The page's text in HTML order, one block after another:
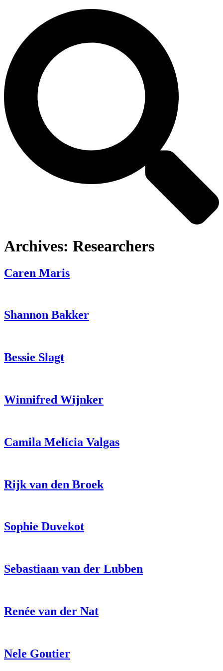
Archives: Researchers
Caren Maris
Shannon Bakker
Bessie Slagt
Winnifred Wijnker
Camila Melícia Valgas
Rijk van den Broek
Sophie Duvekot
Sebastiaan van der Lubben
Renée van der Nat
Nele Goutier